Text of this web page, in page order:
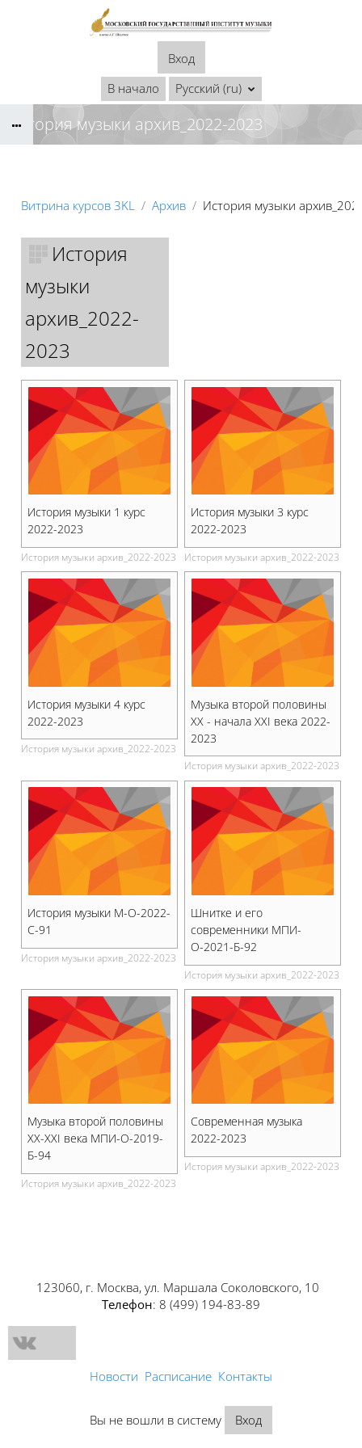
Перейти к основному содержанию
Вход
В начало
Русский ‎(ru)‎
История музыки архив_2022-2023
Витрина курсов 3KL Архив История музыки
История
музыки
архив_2022-
2023
История музыки 1 курс
2022-2023
История музыки архив_2022-2023
История музыки 3 курс
2022-2023
История музыки архив_2022-2023
История музыки 4 курс
2022-2023
История музыки архив_2022-2023
Музыка второй половины
XX - начала XXI века 2022-
2023
История музыки архив_2022-2023
История музыки М-О-2022-
С-91
История музыки архив_2022-2023
Шнитке и его
современники МПИ-
О-2021-Б-92
История музыки архив_2022-2023
Музыка второй половины
XX-XXI века МПИ-О-2019-
Б-94
История музыки архив_2022-2023
Современная музыка
2022-2023
История музыки архив_2022-2023
123060, г. Москва, ул. Маршала Соколовского, 10
Телефон: 8 (499) 194-83-89
Новости Расписание Контакты
Вы не вошли в систему Вход